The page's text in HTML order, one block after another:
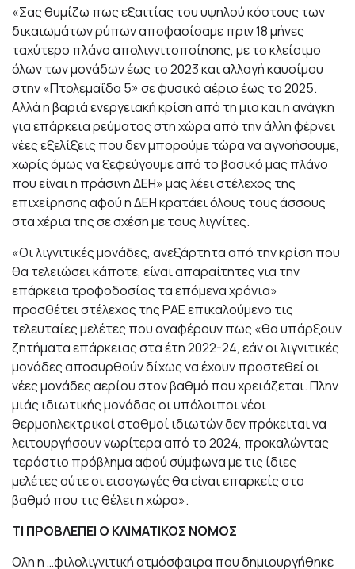
«Σας θυμίζω πως εξαιτίας του υψηλού κόστους των
δικαιωμάτων ρύπων αποφασίσαμε πριν 18 μήνες
ταχύτερο πλάνο απολιγνιτοποίησης, με το κλείσιμο
όλων των μονάδων έως το 2023 και αλλαγή καυσίμου
στην «Πτολεμαΐδα 5» σε φυσικό αέριο έως το 2025.
Αλλά η βαριά ενεργειακή κρίση από τη μια και η ανάγκη
για επάρκεια ρεύματος στη χώρα από την άλλη φέρνει
νέες εξελίξεις που δεν μπορούμε τώρα να αγνοήσουμε,
χωρίς όμως να ξεφεύγουμε από το βασικό μας πλάνο
που είναι η πράσινη ΔΕΗ» μας λέει στέλεχος της
επιχείρησης αφού η ΔΕΗ κρατάει όλους τους άσσους
στα χέρια της σε σχέση με τους λιγνίτες.
«Οι λιγνιτικές μονάδες, ανεξάρτητα από την κρίση που
θα τελειώσει κάποτε, είναι απαραίτητες για την
επάρκεια τροφοδοσίας τα επόμενα χρόνια»
προσθέτει στέλεχος της ΡΑΕ επικαλούμενο τις
τελευταίες μελέτες που αναφέρουν πως «θα υπάρξουν
ζητήματα επάρκειας στα έτη 2022-24, εάν οι λιγνιτικές
μονάδες αποσυρθούν δίχως να έχουν προστεθεί οι
νέες μονάδες αερίου στον βαθμό που χρειάζεται. Πλην
μιάς ιδιωτικής μονάδας οι υπόλοιποι νέοι
θερμοηλεκτρικοί σταθμοί ιδιωτών δεν πρόκειται να
λειτουργήσουν νωρίτερα από το 2024, προκαλώντας
τεράστιο πρόβλημα αφού σύμφωνα με τις ίδιες
μελέτες ούτε οι εισαγωγές θα είναι επαρκείς στο
βαθμό που τις θέλει η χώρα».
ΤΙ ΠΡΟΒΛΕΠΕΙ Ο ΚΛΙΜΑΤΙΚΟΣ ΝΟΜΟΣ
Ολη η …φιλολιγνιτική ατμόσφαιρα που δημιουργήθηκε